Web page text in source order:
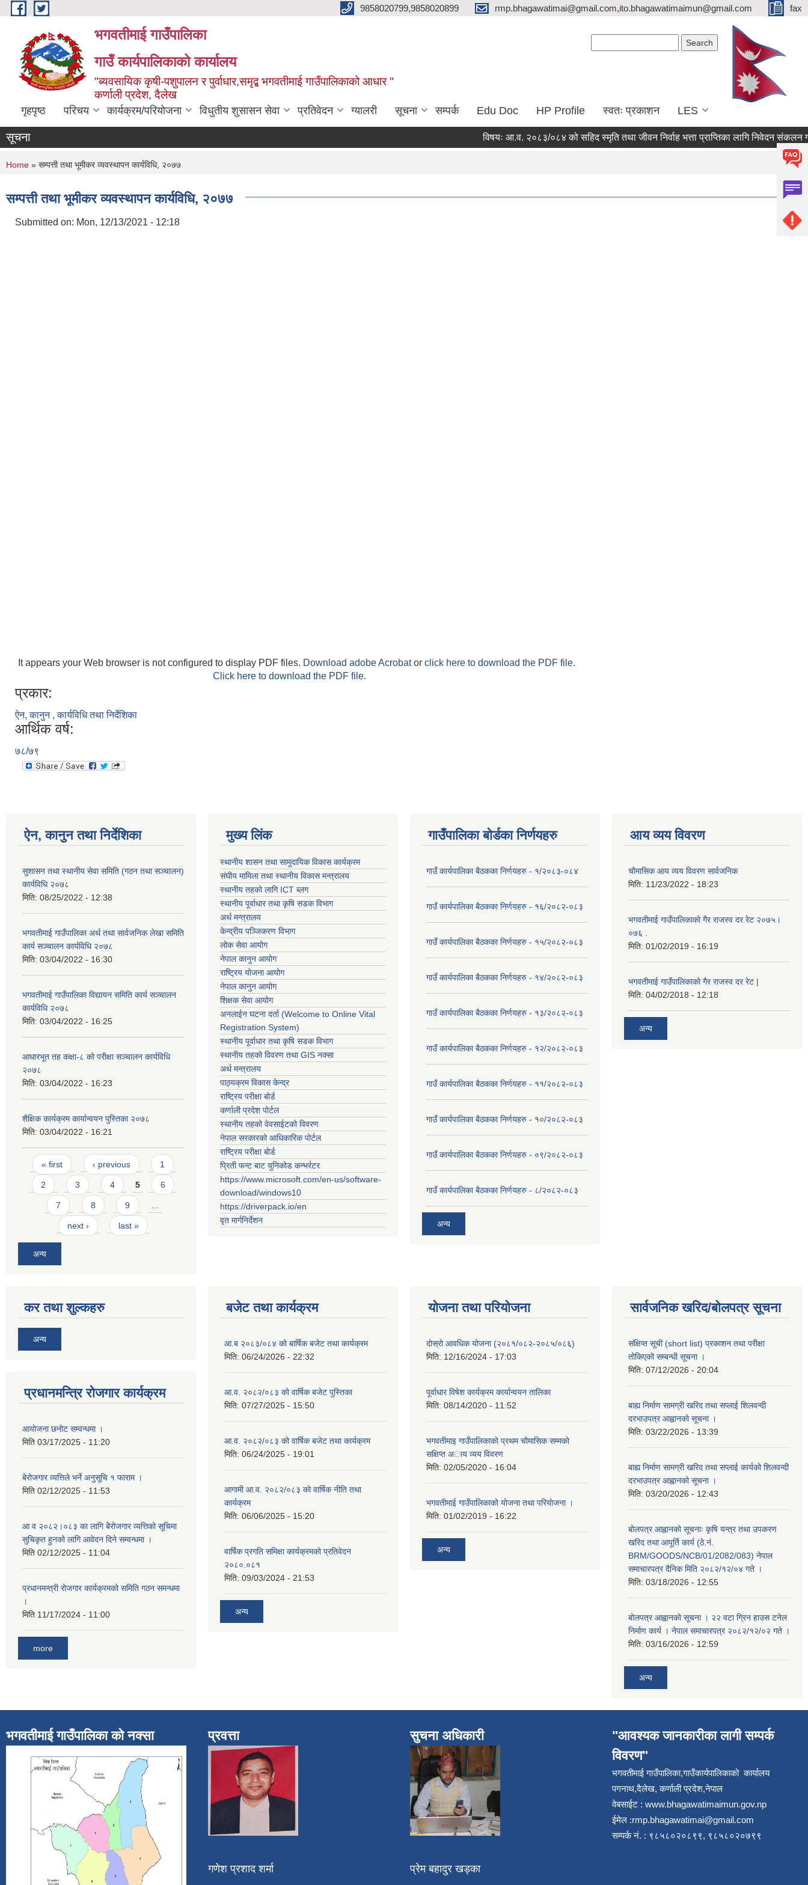
Skip to main content 9858020799,9858020899 rmp.bhagawatimai@gmail.com,ito.bhagawatimaimun@gmail.com fax
भगवतीमाई गाउँपालिका
गाउँ कार्यपालिकाको कार्यालय
"ब्यवसायिक कृषी-पशुपालन र पुर्वाधार,समृद्ब भगवतीमाई गाउँपालिकाको आधार "
कर्णाली प्रदेश, दैलेख
गृहपृष्ठ परिचय कार्यक्रम/परियोजना विधुतीय शुसासन सेवा प्रतिवेदन ग्यालरी सूचना सम्पर्क Edu Doc HP Profile स्वतः प्रकाशन LES
सूचना विषयः आ.व. २०८३/०८४ को सहिद स्मृति तथा जीवन निर्वाह भत्ता प्राप्तिका लागि निवेदन संकलन गरी
You are here
Home » सम्पत्ती तथा भूमीकर व्यवस्थापन कार्यविधि, २०७७
सम्पत्ती तथा भूमीकर व्यवस्थापन कार्यविधि, २०७७
Submitted on: Mon, 12/13/2021 - 12:18
It appears your Web browser is not configured to display PDF files. Download adobe Acrobator click here to download the PDF file.
Click here to download the PDF file.
प्रकार:
ऐन, कानुन , कार्यविधि तथा निर्देशिका
आर्थिक वर्ष:
७८/७९
ऐन, कानुन तथा निर्देशिका
सुशासन तथा स्थानीय सेवा समिति (गठन तथा सञ्चालन)
कार्यविधि २०७८
मिति: 08/25/2022 - 12:38
भगवतीमाई गाउँपालिका अर्थ तथा सार्वजनिक लेखा समिति
कार्य सञ्चालन कार्यविधि २०७८
मिति: 03/04/2022 - 16:30
भगवतीमाई गाउँपालिका विद्यायन समिति कार्य सञ्चालन
कार्यविधि २०७८
मिति: 03/04/2022 - 16:25
आधारभूत तह कक्षा-८ को परीक्षा सञ्चालन कार्यविधि
२०७८
मिति: 03/04/2022 - 16:23
शैक्षिक कार्यक्रम कार्यान्वयन पुस्तिका २०७८
मिति: 03/04/2022 - 16:21
Pages
« first ‹ previous 1
2 3 4 5 6
7 8 9 …
next › last »
अन्य
मुख्य लिंक
स्थानीय शासन तथा सामुदायिक विकास कार्यक्रम
संघीय मामिला तथा स्थानीय विकास मन्त्रालय
स्थानीय तहको लागि ICT ब्लग
स्थानीय पूर्वाधार तथा कृषि सडक विभाग
अर्थ मन्त्रालय
केन्द्रीय पञ्जिकरण विभाग
लोक सेवा आयोग
नेपाल कानुन आयोग
राष्ट्रिय योजना आयोग
नेपाल कानुन आयोग
शिक्षक सेवा आयोग
अनलाईन घटना दर्ता (Welcome to Online Vital
Registration System)
स्थानीय पूर्वाधार तथा कृषि सडक विभाग
स्थानीय तहको विवरण तथा GIS नक्सा
अर्थ मन्त्रालय
पाठ्यक्रम विकास केन्द्र
राष्ट्रिय परीक्षा बोर्ड
कर्णाली प्रदेश पोर्टल
स्थानीय तहको वेवसाईटको विवरण
नेपाल सरकारको आधिकारिक पोर्टल
राष्ट्रिय परीक्षा बोर्ड
प्रिती फन्ट बाट युनिकोड कन्भर्रटर
https://www.microsoft.com/en-us/software-
download/windows10
https://driverpack.io/en
वृत मार्गनिर्देशन
गाउँपालिका बोर्डका निर्णयहरु
गाउँ कार्यपालिका बैठकका निर्णयहरु - १/२०८३-०८४
गाउँ कार्यपालिका बैठकका निर्णयहरु - १६/२०८२-०८३
गाउँ कार्यपालिका बैठकका निर्णयहरु - १५/२०८२-०८३
गाउँ कार्यपालिका बैठकका निर्णयहरु - १४/२०८२-०८३
गाउँ कार्यपालिका बैठकका निर्णयहरु - १३/२०८२-०८३
गाउँ कार्यपालिका बैठकका निर्णयहरु - १२/२०८२-०८३
गाउँ कार्यपालिका बैठकका निर्णयहरु - ११/२०८२-०८३
गाउँ कार्यपालिका बैठकका निर्णयहरु - १०/२०८२-०८३
गाउँ कार्यपालिका बैठकका निर्णयहरु - ०९/२०८२-०८३
गाउँ कार्यपालिका बैठकका निर्णयहरु - ८/२०८२-०८३
अन्य
आय व्यय विवरण
चाैमासिक आय व्यय विवरण सार्वजनिक
मिति: 11/23/2022 - 18:23
भगवतीमाई गाउँपालिकाको गैर राजस्व दर रेट २०७५।
०७६ .
मिति: 01/02/2019 - 16:19
भगवतीमाई गाउँपालिकाको गैर राजस्व दर रेट |
मिति: 04/02/2018 - 12:18
अन्य
कर तथा शुल्कहरु
अन्य
प्रधानमन्त्रि रोजगार कार्यक्रम
आयोजना छनोट सम्वन्धमा ।
मिति 03/17/2025 - 11:20
बेरोजगार व्यत्तिले भर्ने अनुसूचि १ फाराम ।
मिति 02/12/2025 - 11:53
आ व २०८२।०८३ का लागि बेेरोजगार व्यत्तिको सूचिमा
सुचिकृत हुनको लागि आवेदन दिने सम्वन्धमा ।
मिति 02/12/2025 - 11:04
प्रधानमन्त्री रोजगार कार्यक्रमको समिति गठन समन्धमा
।
मिति 11/17/2024 - 11:00
more
बजेट तथा कार्यक्रम
आ.ब २०८३/०८४ को बार्षिक बजेट तथा कार्यक्रम
मिति: 06/24/2026 - 22:32
आ.व. २०८२/०८३ को वार्षिक बजेट पुस्तिका
मिति: 07/27/2025 - 15:50
आ.व. २०८२/०८३ को वार्षिक बजेट तथा कार्यक्रम
मिति: 06/24/2025 - 19:01
आगामी आ.व. २०८२/०८३ को वार्षिक नीति तथा
कार्यक्रम
मिति: 06/06/2025 - 15:20
वार्षिक प्रगति समिक्षा कार्यक्रमको प्रतिवेदन
२०८०.०८१
मिति: 09/03/2024 - 21:53
अन्य
योजना तथा परियोजना
दोस्रो आवधिक योजना (२०८१/०८२-२०८५/०८६)
मिति: 12/16/2024 - 17:03
पूर्वाधार विषेश कार्यक्रम कार्यान्वयन तालिका
मिति: 08/14/2020 - 11:52
भगवतीमाइ गाउँपालिकाकाे प्रथम चाैमासिक सम्मकाे
सक्षिप्त अाय व्यय विवरण
मिति: 02/05/2020 - 16:04
भगवतीमाई गाउँपालिकाको याेजना तथा परियाेजना ।
मिति: 01/02/2019 - 16:22
अन्य
सार्वजनिक खरिद/बोलपत्र सूचना
संक्षिप्त सूची (short list) प्रकाशन तथा परीक्षा
तोकिएको सम्बन्धी सूचना ।
मिति: 07/12/2026 - 20:04
बाह्य निर्माण सामग्री खरिद तथा सप्लाई शिलवन्दी
दरभाउपत्र आह्वानको सूचना ।
मिति: 03/22/2026 - 13:39
बाह्य निर्माण सामग्री खरिद तथा सप्लाई कार्यको शिलवन्दी
दरभाउपत्र आह्वानको सूचना ।
मिति: 03/20/2026 - 12:43
बोलपत्र आह्वानको सूचनाः कृषि यन्त्र तथा उपकरण
खरिद तथा आपूर्ति कार्य (ठे.नं.
BRM/GOODS/NCB/01/2082/083) नेपाल
समाचारपत्र दैनिक मिति २०८२/१२/०४ गते ।
मिति: 03/18/2026 - 12:55
बोलपत्र आह्वानको सूचना । २२ वटा ग्रिन हाउस टनेल
निर्माण कार्य । नेपाल समाचारपत्र २०८२/१२/०२ गते ।
मिति: 03/16/2026 - 12:59
अन्य
भगवतीमाई गाउँपालिका को नक्सा प्रवत्ता
गणेश प्रशाद शर्मा
सुचना अधिकारी
प्रेम बहादुर खड्का
"आवश्यक जानकारीका लागी सम्पर्क
विवरण"
भगवतीमाई गाउँपालिका,गाउँकार्यपालिकाको कार्यालय
पगनाथ,दैलेख, कर्णाली प्रदेश,नेपाल
वेबसाईट : www.bhagawatimaimun.gov.np
ईमेल :rmp.bhagawatimai@gmail.com
सम्पर्क नं. : ९८५८०२०८९९, ९८५८०२०७९९